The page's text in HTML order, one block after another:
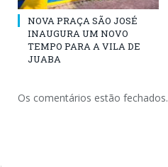
NOVA PRAÇA SÃO JOSÉ
INAUGURA UM NOVO
TEMPO PARA A VILA DE
JUABA
Os comentários estão fechados.